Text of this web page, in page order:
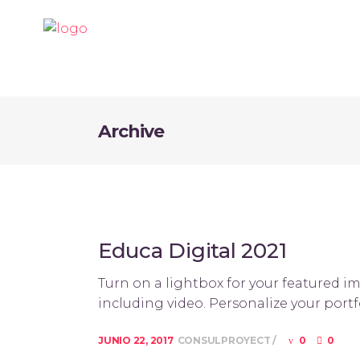
Archive
Educa Digital 2021
Turn on a lightbox for your featured
including video. Personalize your
JUNIO 22, 2017 CONSULPROYECT 0 0